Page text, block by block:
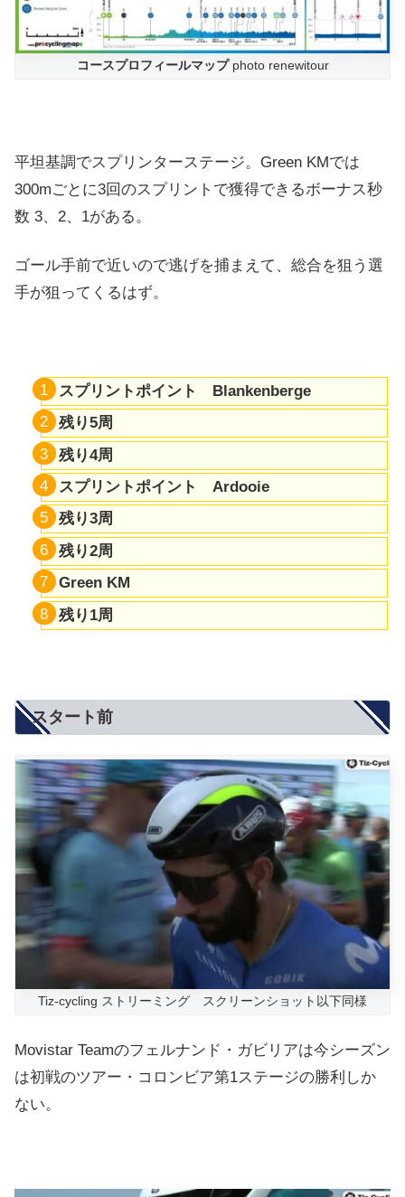
コースプロフィールマップphoto renewitour
平坦基調でスプリンターステージ。Green KMでは
300mごとに3回のスプリントで獲得できるボーナス秒
数 3、2、1がある。
ゴール手前で近いので逃げを捕まえて、総合を狙う選
手が狙ってくるはず。
スプリントポイント Blankenberge
残り5周
残り4周
スプリントポイント Ardooie
残り3周
残り2周
Green KM
残り1周
スタート前
Tiz-cycling ストリーミング スクリーンショット以下同様
Movistar Teamのフェルナンド・ガビリアは今シーズン
は初戦のツアー・コロンビア第1ステージの勝利しか
ない。